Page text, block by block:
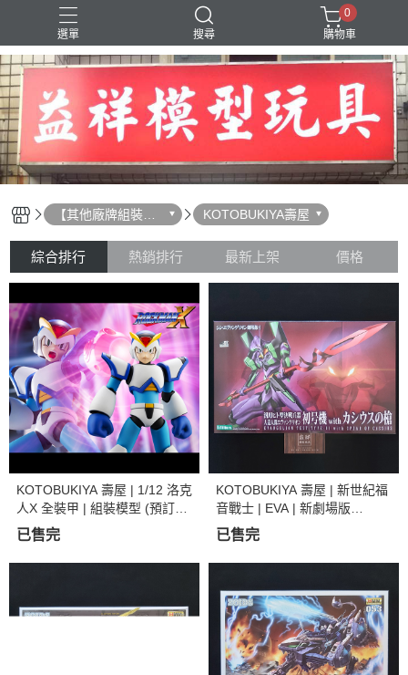
選單 搜尋
SD 三國創傑傳
0
購物車
【其他廠牌組裝模
型】
KOTOBUKIYA壽屋
綜合排行 熱銷排行 最新上架 價格
KOTOBUKIYA 壽屋 | 1/12 洛克
人X 全裝甲 | 組裝模型 (預訂20
23年1月)
已售完
KOTOBUKIYA 壽屋 | 新世紀福
音戰士 | EVA | 新劇場版
《新．福音戰士劇場版:│▌》
初號機 | with 卡西烏斯槍 | 組裝
模型 | 現貨
已售完